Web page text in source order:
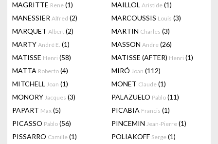
MAGRITTE Rene (1) MAILLOL Aristide (1)
MANESSIER Alfred (2) MARCOUSSIS Louis (3)
MARQUET Albert (2) MARTIN Charles (3)
MARTY André E. (1) MASSON Andre (26)
MATISSE Henri (58) MATISSE (AFTER) Henri (1)
MATTA Roberto (4) MIRÓ Joan (112)
MITCHELL Joan (1) MONET Claude (1)
MONORY Jacques (3) PALAZUELO Pablo (11)
PAPART Max (5) PICABIA Francis (1)
PICASSO Pablo (56) PINCEMIN Jean-Pierre (1)
PISSARRO Camille (1) POLIAKOFF Serge (1)